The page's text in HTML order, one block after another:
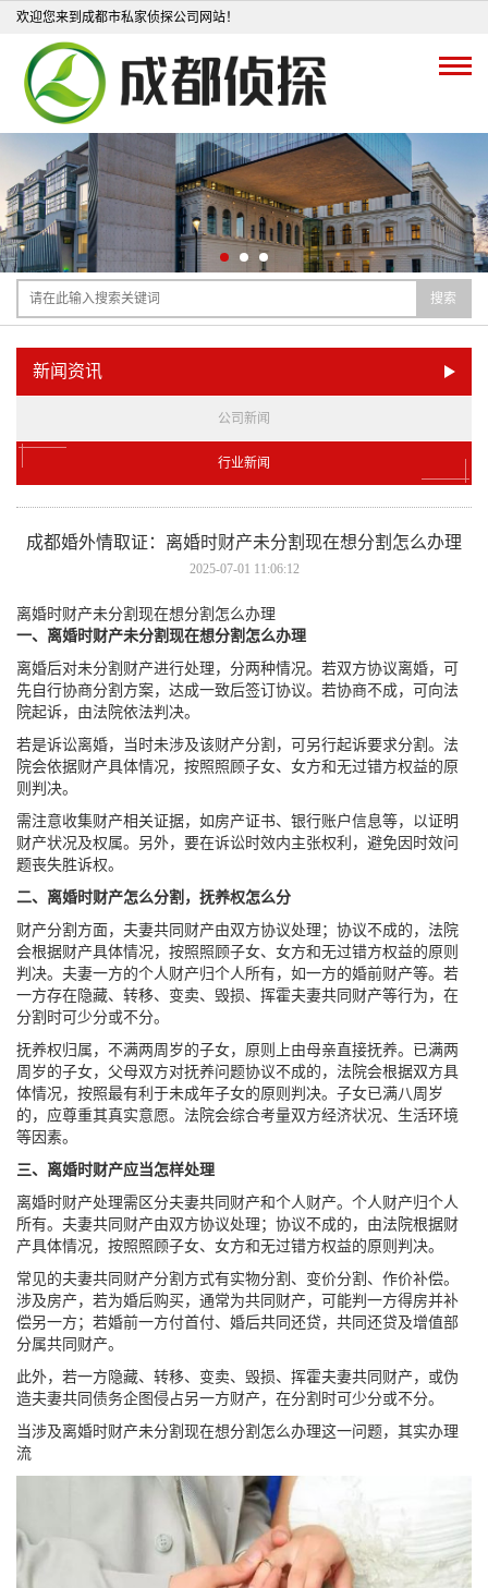
欢迎您来到成都市私家侦探公司网站！
搜索
新闻资讯
公司新闻
行业新闻
成都婚外情取证：离婚时财产未分割现在想分割怎么办理
2025-07-01 11:06:12
离婚时财产未分割现在想分割怎么办理
一、离婚时财产未分割现在想分割怎么办理
离婚后对未分割财产进行处理，分两种情况。若双方协议离婚，可
先自行协商分割方案，达成一致后签订协议。若协商不成，可向法
院起诉，由法院依法判决。
若是诉讼离婚，当时未涉及该财产分割，可另行起诉要求分割。法
院会依据财产具体情况，按照照顾子女、女方和无过错方权益的原
则判决。
需注意收集财产相关证据，如房产证书、银行账户信息等，以证明
财产状况及权属。另外，要在诉讼时效内主张权利，避免因时效问
题丧失胜诉权。
二、离婚时财产怎么分割，抚养权怎么分
财产分割方面，夫妻共同财产由双方协议处理；协议不成的，法院
会根据财产具体情况，按照照顾子女、女方和无过错方权益的原则
判决。夫妻一方的个人财产归个人所有，如一方的婚前财产等。若
一方存在隐藏、转移、变卖、毁损、挥霍夫妻共同财产等行为，在
分割时可少分或不分。
抚养权归属，不满两周岁的子女，原则上由母亲直接抚养。已满两
周岁的子女，父母双方对抚养问题协议不成的，法院会根据双方具
体情况，按照最有利于未成年子女的原则判决。子女已满八周岁
的，应尊重其真实意愿。法院会综合考量双方经济状况、生活环境
等因素。
三、离婚时财产应当怎样处理
离婚时财产处理需区分夫妻共同财产和个人财产。个人财产归个人
所有。夫妻共同财产由双方协议处理；协议不成的，由法院根据财
产具体情况，按照照顾子女、女方和无过错方权益的原则判决。
常见的夫妻共同财产分割方式有实物分割、变价分割、作价补偿。
涉及房产，若为婚后购买，通常为共同财产，可能判一方得房并补
偿另一方；若婚前一方付首付、婚后共同还贷，共同还贷及增值部
分属共同财产。
此外，若一方隐藏、转移、变卖、毁损、挥霍夫妻共同财产，或伪
造夫妻共同债务企图侵占另一方财产，在分割时可少分或不分。
当涉及离婚时财产未分割现在想分割怎么办理这一问题，其实办理
流